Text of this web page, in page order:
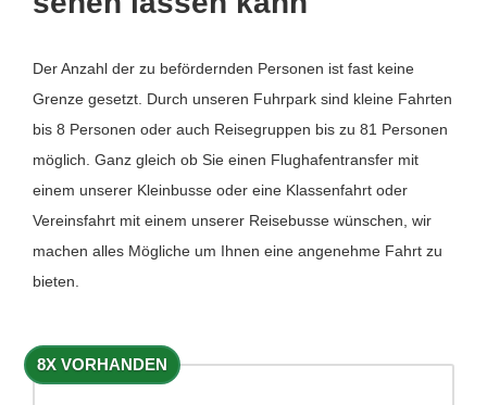
Der Anzahl der zu befördernden Personen ist fast keine
Grenze gesetzt. Durch unseren Fuhrpark sind kleine Fahrten
bis 8 Personen oder auch Reisegruppen bis zu 81 Personen
möglich. Ganz gleich ob Sie einen Flughafentransfer mit
einem unserer Kleinbusse oder eine Klassenfahrt oder
Vereinsfahrt mit einem unserer Reisebusse wünschen, wir
machen alles Mögliche um Ihnen eine angenehme Fahrt zu
bieten.
8X VORHANDEN